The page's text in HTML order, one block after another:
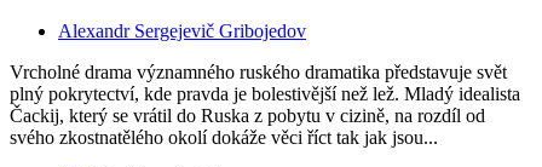
Alexandr Sergejevič Gribojedov
Vrcholné drama významného ruského dramatika představuje svět
plný pokrytectví, kde pravda je bolestivější než lež. Mladý idealista
Čackij, který se vrátil do Ruska z pobytu v cizině, na rozdíl od
svého zkostnatělého okolí dokáže věci říct tak jak jsou...